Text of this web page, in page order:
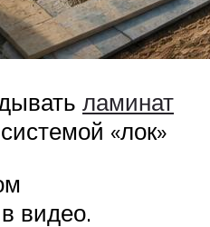
ламинат
«лок»
видео.